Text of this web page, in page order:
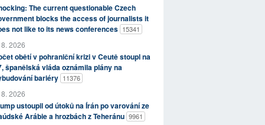
The current questionable Czech
blocks the access of journalists it
not like to its news conferences 15341
8. 2026
obětí v pohraniční krizi v Ceutě stoupl na
španělská vláda oznámila plány na
bariéry 11376
2026
ustoupil od útoků na Írán po varování ze
Arábie a hrozbách z Teheránu 9961